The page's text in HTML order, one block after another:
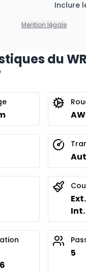
Inclure
Mention légale
du
Int.
5